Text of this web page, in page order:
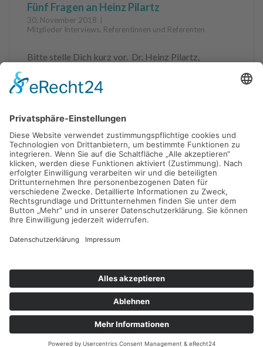
Fünf Fragen an Heinz Pilartz
30. November 2018
Mitglieder Interviews Referentinnen und Referenten
Bitte stelle Dich kurz vor. Dr. Heinz Pilartz,
Praxis hausärztlich tätig war. Seit 2001 bin ich auch
überlegt habe, welche zukünftige gemeinsame
Tätigkeit für uns gemeinsam denkbar sein könnte.
Im Jahr 2009 habe ich die ärztliche Tätigkeit
beendet. Seitdem arbeite ich...
Weiterlesen
2026 © Mediation fördern e.V.